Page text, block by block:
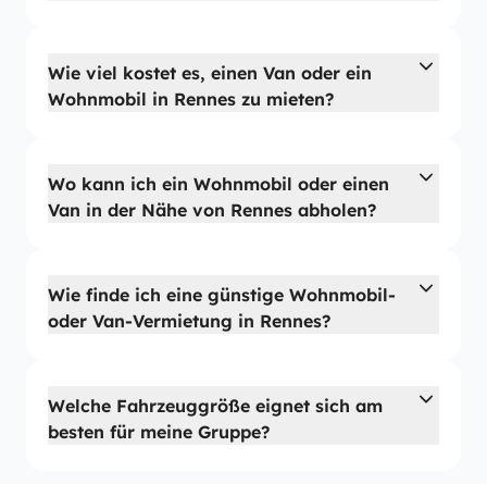
Wie viel kostet es, einen Van oder ein
Wohnmobil in Rennes zu mieten?
Wo kann ich ein Wohnmobil oder einen
Van in der Nähe von Rennes abholen?
Wie finde ich eine günstige Wohnmobil-
oder Van-Vermietung in Rennes?
Welche Fahrzeuggröße eignet sich am
besten für meine Gruppe?